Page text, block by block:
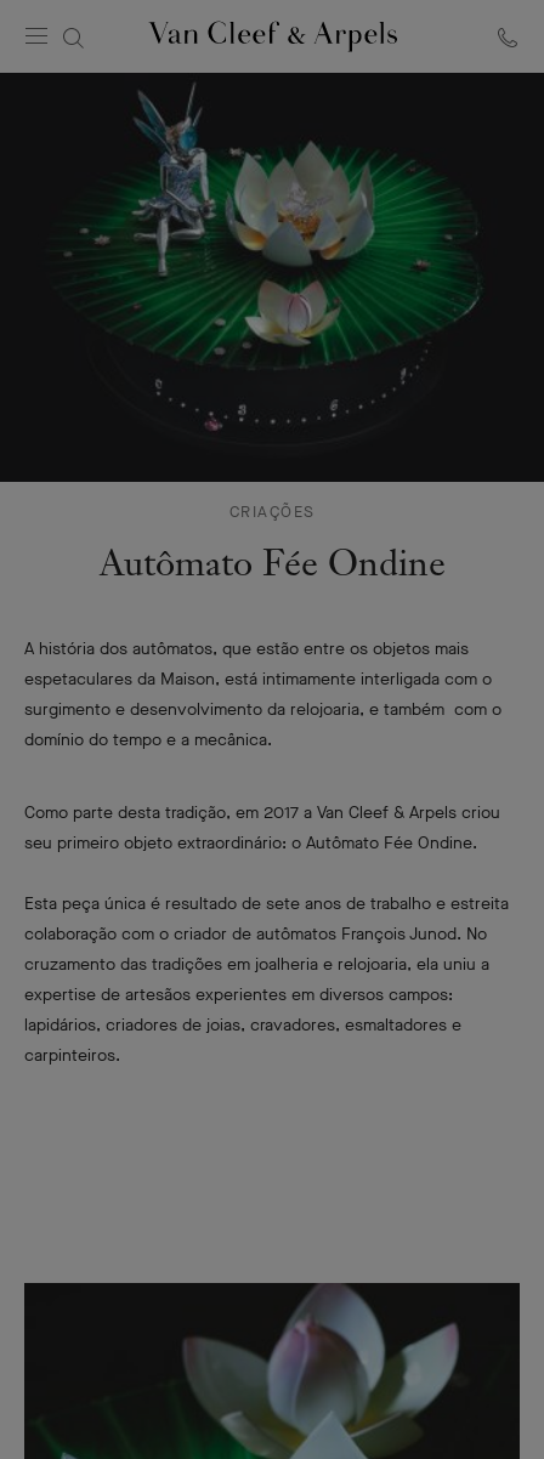
Cleef
&
Arpels
CRIAÇÕES
Autômato Fée Ondine
A história dos autômatos, que estão entre os objetos mais
espetaculares da Maison, está intimamente interligada com o
surgimento e desenvolvimento da relojoaria, e também com o
domínio do tempo e a mecânica.
Como parte desta tradição, em 2017 a Van Cleef & Arpels criou
seu primeiro objeto extraordinário: o Autômato Fée Ondine.
Esta peça única é resultado de sete anos de trabalho e estreita
colaboração com o criador de autômatos François Junod. No
cruzamento das tradições em joalheria e relojoaria, ela uniu a
expertise de artesãos experientes em diversos campos:
lapidários, criadores de joias, cravadores, esmaltadores e
carpinteiros.